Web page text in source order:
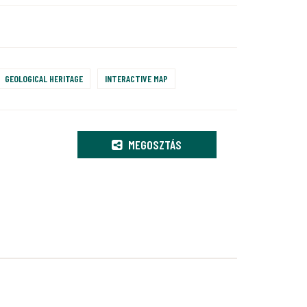
GEOLOGICAL HERITAGE INTERACTIVE MAP
MEGOSZTÁS